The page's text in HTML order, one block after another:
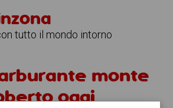
tutto il mondo intorno
monte
oggi